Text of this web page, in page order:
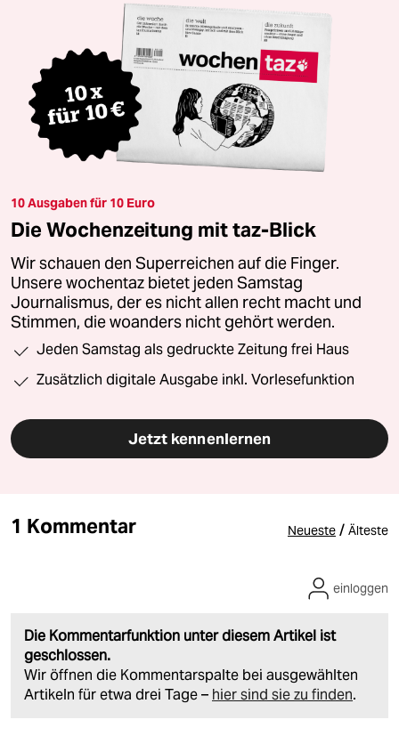
10 Ausgaben für 10 Euro
Die Wochenzeitung mit taz-Blick
Wir schauen den Superreichen auf die Finger.
Unsere wochentaz bietet jeden Samstag
Journalismus, der es nicht allen recht macht und
Stimmen, die woanders nicht gehört werden.
Jeden Samstag als gedruckte Zeitung frei Haus
Zusätzlich digitale Ausgabe inkl. Vorlesefunktion
Jetzt kennenlernen
1 Kommentar Neueste / Älteste
Die Kommentarfunktion unter diesem Artikel ist
geschlossen.
Wir öffnen die Kommentarspalte bei ausgewählten
Artikeln für etwa drei Tage – hier sind sie zu finden.
einloggen